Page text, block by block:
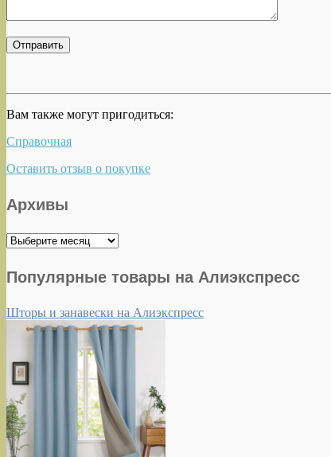
Вам также могут пригодиться:
Справочная
Оставить отзыв о покупке
Архивы
Архивы
Популярные товары на Алиэкспресс
Шторы и занавески на Алиэкспресс